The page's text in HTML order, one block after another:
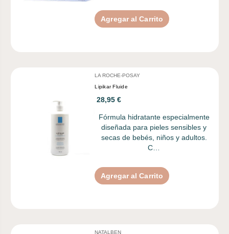
Agregar al Carrito
LA ROCHE-POSAY
Lipikar Fluide
28,95 €
Fórmula hidratante especialmente
diseñada para pieles sensibles y
secas de bebés, niños y adultos.
C…
Agregar al Carrito
NATALBEN